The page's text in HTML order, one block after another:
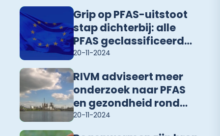
20-11-2024
Grip op PFAS-uitstoot
stap dichterbij: alle
PFAS geclassificeerd
als Zeer Zorgwekkende
Stof
20-11-2024
RIVM adviseert meer
onderzoek naar PFAS
en gezondheid rond
Chemours en de
Westerschelde